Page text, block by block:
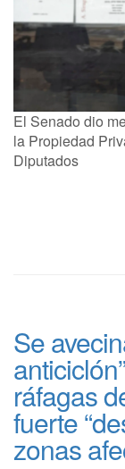
El Senado dio
la Propiedad
Diputados
Se
ráfagas
fuerte
zonas